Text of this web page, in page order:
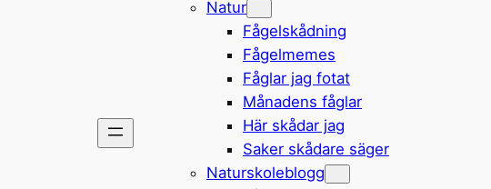
Natur
Fågelskådning
Fågelmemes
Fåglar jag fotat
Månadens fåglar
Här skådar jag
Saker skådare säger
Naturskoleblogg